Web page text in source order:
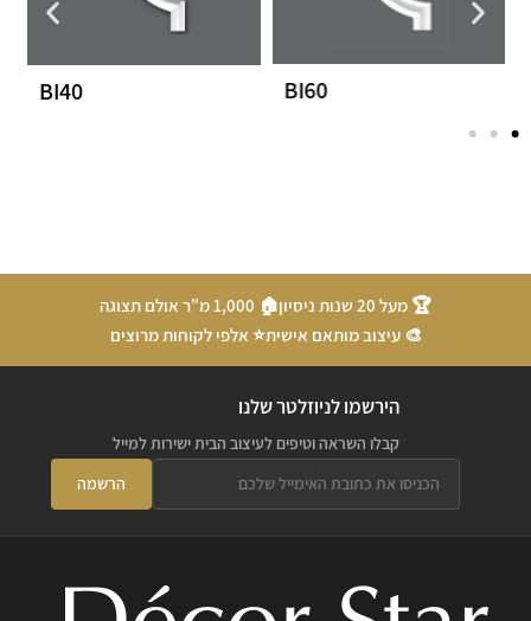
BI60
BI40
🏆 מעל 20 שנות ניסיון
🏠 1,000 מ"ר אולם תצוגה
🎨 עיצוב מותאם אישית⭐ אלפי לקוחות מרוצים
הירשמו לניוזלטר שלנו
קבלו השראה וטיפים לעיצוב הבית ישירות למייל
הרשמה